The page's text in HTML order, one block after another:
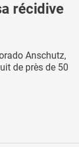
récidive
Anschutz,
de près de 50